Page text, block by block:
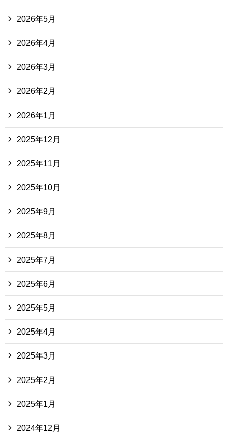
2026年5月
2026年4月
2026年3月
2026年2月
2026年1月
2025年12月
2025年11月
2025年10月
2025年9月
2025年8月
2025年7月
2025年6月
2025年5月
2025年4月
2025年3月
2025年2月
2025年1月
2024年12月